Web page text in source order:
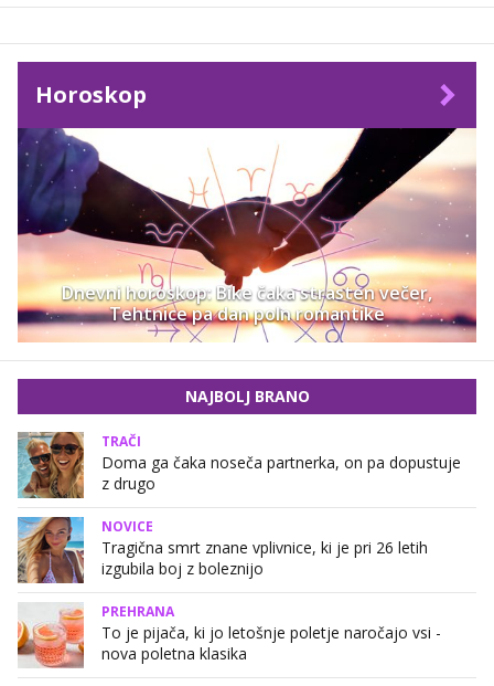
Horoskop
Dnevni horoskop: Bike čaka strasten večer,
Tehtnice pa dan poln romantike
NAJBOLJ BRANO
TRAČI
Doma ga čaka noseča partnerka, on pa dopustuje
z drugo
NOVICE
Tragična smrt znane vplivnice, ki je pri 26 letih
izgubila boj z boleznijo
PREHRANA
To je pijača, ki jo letošnje poletje naročajo vsi -
nova poletna klasika